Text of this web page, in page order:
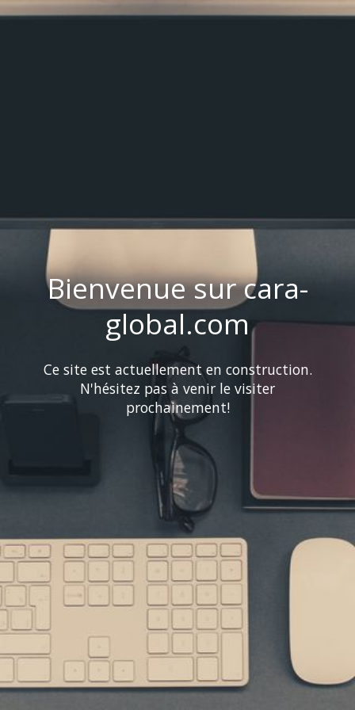
Bienvenue sur cara-
global.com
Ce site est actuellement en construction.
N'hésitez pas à venir le visiter
prochainement!